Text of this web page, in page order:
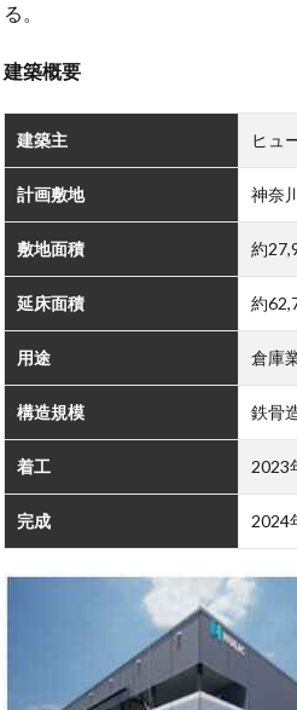
る。
建築概要
建築主 ヒュ
計画敷地 神奈
敷地面積 約
延床面積 約
用途 倉庫
構造規模 鉄骨
着工 2023
完成 2024